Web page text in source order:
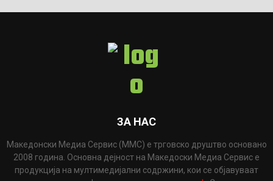
ЗА НАС
Македонски Медиа Сервис (ММС) е трговско друштво основано
2008 година. Основна дејност на Македоски Медиа Сервис е
продукција на мултимедијални содржини, кои се објавуваат